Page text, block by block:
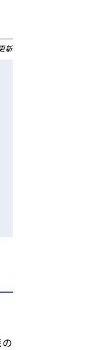
新